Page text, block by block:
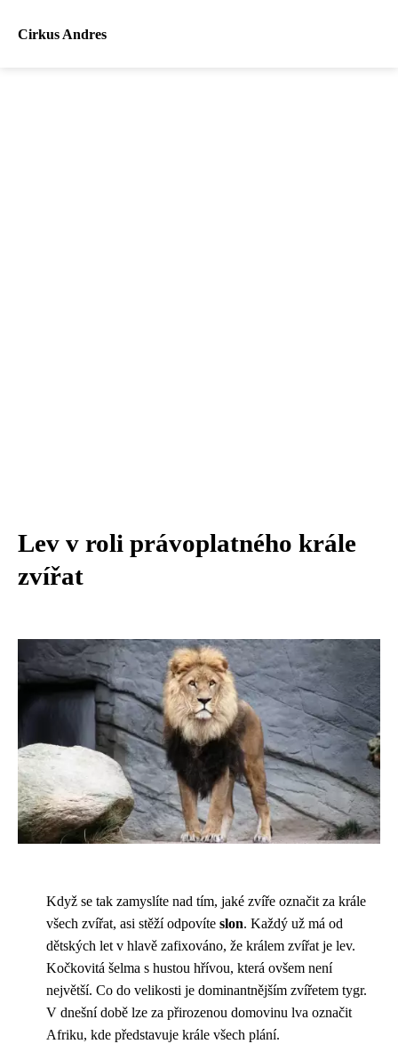
Cirkus Andres
Lev v roli právoplatného krále
zvířat
Když se tak zamyslíte nad tím, jaké zvíře označit za krále
všech zvířat, asi stěží odpovíte slon. Každý už má od
dětských let v hlavě zafixováno, že králem zvířat je lev.
Kočkovitá šelma s hustou hřívou, která ovšem není
největší. Co do velikosti je dominantnějším zvířetem tygr.
V dnešní době lze za přirozenou domovinu lva označit
Afriku, kde představuje krále všech plání.